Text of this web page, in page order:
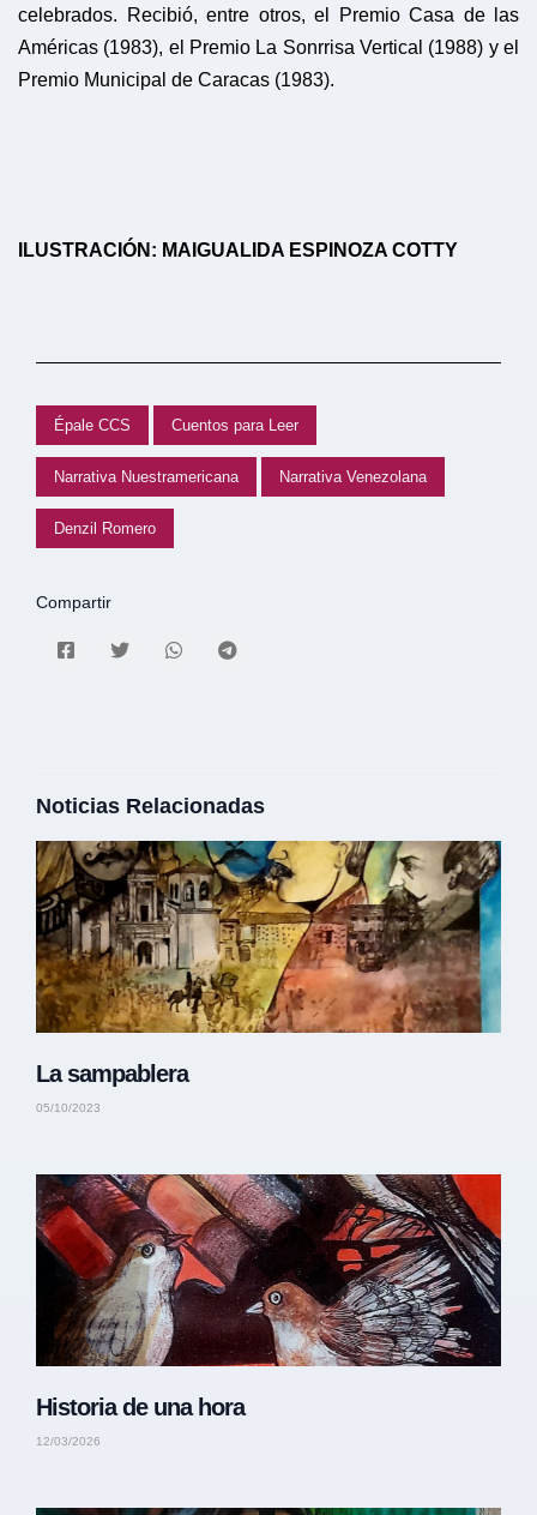
celebrados. Recibió, entre otros, el Premio Casa de las
Américas (1983), el Premio La Sonrrisa Vertical (1988) y el
Premio Municipal de Caracas (1983).
ILUSTRACIÓN: MAIGUALIDA ESPINOZA COTTY
Épale CCS Cuentos para Leer
Narrativa Nuestramericana Narrativa Venezolana
Denzil Romero
Compartir
Noticias Relacionadas
La sampablera
05/10/2023
Historia de una hora
12/03/2026